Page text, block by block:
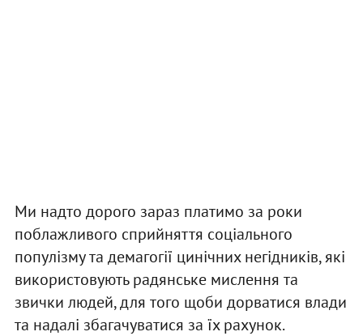
Ми надто дорого зараз платимо за роки
поблажливого сприйняття соціального
популізму та демагогії цинічних негідників, які
використовують радянське мислення та
звички людей, для того щоби дорватися влади
та надалі збагачуватися за їх рахунок.